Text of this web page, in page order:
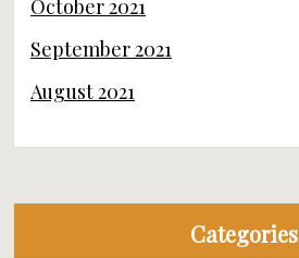
October 2021
September 2021
August 2021
Categories